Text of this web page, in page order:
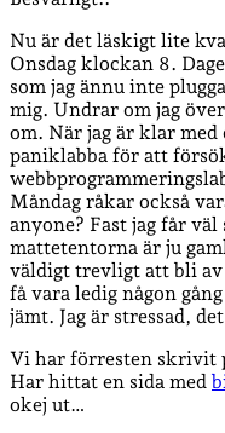
Nu är det läskigt lite
Onsdag klockan 8.
som jag ännu inte
mig. Undrar om jag
om. När jag är klar
paniklabba för att
Måndag råkar också
anyone? Fast jag får
mattetentorna är ju
väldigt trevligt att bli
få vara ledig någon
jämt. Jag är stressad,
Vi har förresten skrivit
Har hittat en sida med
okej ut…